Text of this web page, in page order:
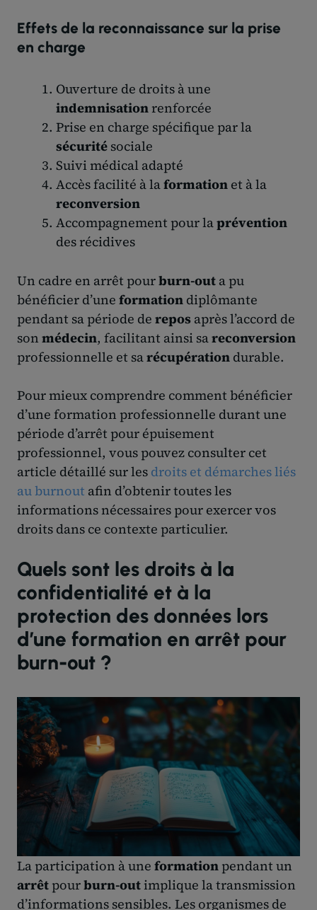
Effets de la reconnaissance sur la prise
en charge
Ouverture de droits à une
indemnisationrenforcée
Prise en charge spécifique par la
sécuritésociale
Suivi médical adapté
Accès facilité à laformationet à la
reconversion
Accompagnement pour laprévention
des récidives
Un cadre en arrêt pourburn-out a pu
bénéficier d’une formation diplômante
pendant sa période de repos après l’accord de
son médecin, facilitant ainsi sareconversion
professionnelle et sarécupération durable.
Pour mieux comprendre comment bénéficier
d’une formation professionnelle durant une
période d’arrêt pour épuisement
professionnel, vous pouvez consulter cet
article détaillé sur les droits et démarches liés
au burnout afin d’obtenir toutes les
informations nécessaires pour exercer vos
droits dans ce contexte particulier.
Quels sont les droits à la
confidentialité et à la
protection des données lors
d’une formation en arrêt pour
burn-out ?
La participation à une formation pendant un
arrêt pourburn-outimplique la transmission
d’informations sensibles. Les organismes de